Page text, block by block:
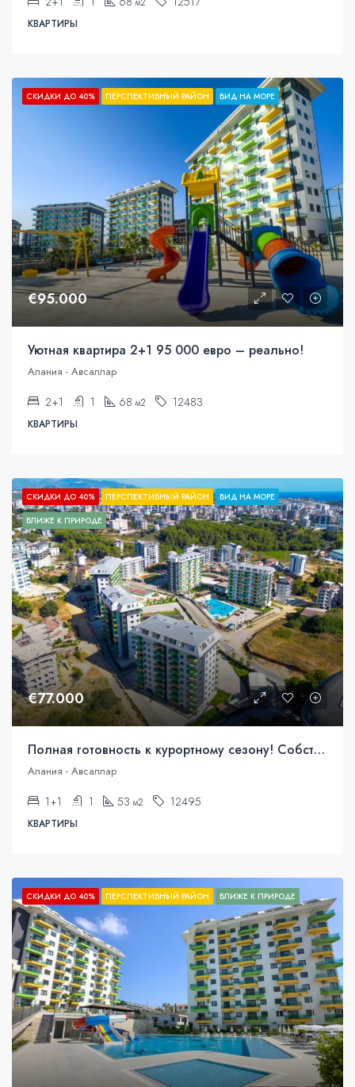
КВАРТИРЫ
СКИДКИ ДО 40% ПЕРСПЕКТИВНЫЙ РАЙОН ВИД НА МОРЕ
€95.000
Уютная квартира 2+1 95 000 евро – реально!
Алания - Авсаллар
2+1 1 68 м2 12483
КВАРТИРЫ
СКИДКИ ДО 40% ПЕРСПЕКТИВНЫЙ РАЙОН
ВИД НА МОРЕ
БЛИЖЕ К ПРИРОДЕ
€77.000
Полная готовность к курортному сезону! Собственная квартира на Средиземном море.
Алания - Авсаллар
1+1 1 53 м2 12495
КВАРТИРЫ
СКИДКИ ДО 40% ПЕРСПЕКТИВНЫЙ РАЙОН БЛИЖЕ К ПРИРОДЕ